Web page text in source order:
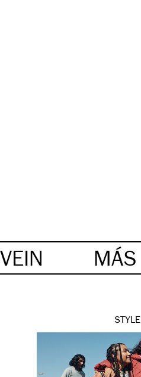
VEIN MÁS
STYLE